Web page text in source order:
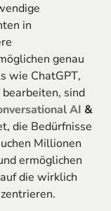
in
genau
wie ChatGPT,
sind
AI &
die Bedürfnisse
Millionen
ermöglichen
die wirklich